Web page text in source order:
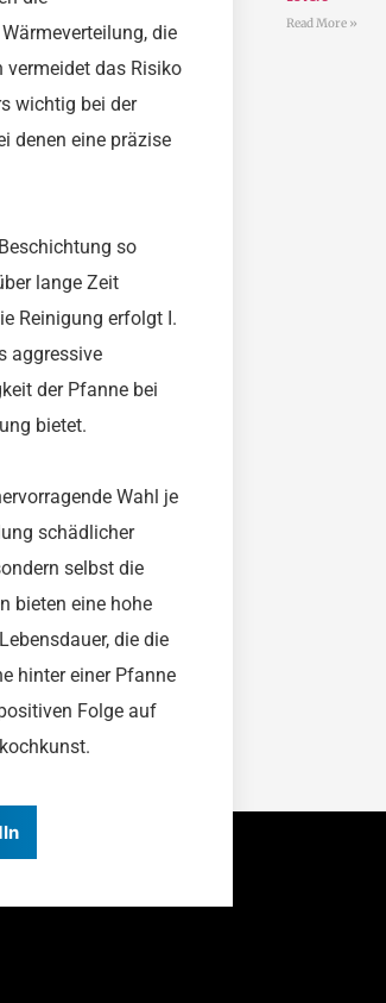
die
vermeidet das Risiko
wichtig bei der
denen eine präzise
so
lange Zeit
Reinigung erfolgt I.
aggressive
der Pfanne bei
bietet.
Wahl je
schädlicher
selbst die
bieten eine hohe
die die
hinter einer Pfanne
Folge auf
Read More »